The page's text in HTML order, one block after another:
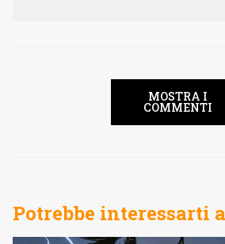
MOSTRA I
COMMENTI
Potrebbe interessarti